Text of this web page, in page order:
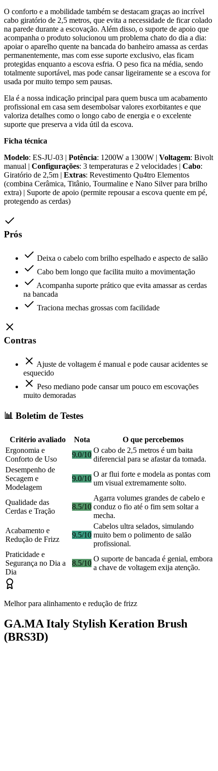
O conforto e a mobilidade também se destacam graças ao incrível
cabo giratório de 2,5 metros, que evita a necessidade de ficar colado
na parede durante a escovação. Além disso, o suporte de apoio que
acompanha o produto solucionou um problema chato do dia a dia:
apoiar o aparelho quente na bancada do banheiro amassa as cerdas
permanentemente, mas com esse suporte exclusivo, elas ficam
protegidas enquanto a escova esfria. O peso fica na média, sendo
totalmente suportável, mas pode cansar ligeiramente se a escova for
usada por muito tempo sem pausas.
Ela é a nossa indicação principal para quem busca um acabamento
profissional em casa sem desembolsar valores exorbitantes e que
valoriza detalhes como o longo cabo de energia e o excelente
suporte que preserva a vida útil da escova.
Ficha técnica
Modelo: ES-JU-03 | Potência: 1200W a 1300W | Voltagem: Bivolt
manual | Configurações: 3 temperaturas e 2 velocidades | Cabo:
Giratório de 2,5m | Extras: Revestimento Qu4tro Elementos
(combina Cerâmica, Titânio, Tourmaline e Nano Silver para brilho
extra) | Suporte de apoio (permite repousar a escova quente em pé,
protegendo as cerdas)
Prós
Deixa o cabelo com brilho espelhado e aspecto de salão
Cabo bem longo que facilita muito a movimentação
Acompanha suporte prático que evita amassar as cerdas
na bancada
Traciona mechas grossas com facilidade
Contras
Ajuste de voltagem é manual e pode causar acidentes se
esquecido
Peso mediano pode cansar um pouco em escovações
muito demoradas
📊 Boletim de Testes
Critério avaliado Nota
O que percebemos
Ergonomia e
Conforto de Uso
9.0/10
O cabo de 2,5 metros é um baita
diferencial para se afastar da tomada.
Desempenho de
Secagem e
Modelagem
9.0/10
O ar flui forte e modela as pontas com
um visual extremamente solto.
Qualidade das
Cerdas e Tração
8.5/10
Agarra volumes grandes de cabelo e
conduz o fio até o fim sem soltar a
mecha.
Acabamento e
Redução de Frizz
9.5/10
Cabelos ultra selados, simulando
muito bem o polimento de salão
profissional.
Praticidade e
Segurança no Dia a
Dia
8.5/10
O suporte de bancada é genial, embora
a chave de voltagem exija atenção.
Melhor para alinhamento e redução de frizz
GA.MA Italy Stylish Keration Brush
(BRS3D)